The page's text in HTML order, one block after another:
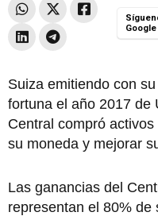
Suiza emitiendo con
fortuna el año 2017 de
Central compró
su moneda y mejorar
Las ganancias del
representan el 80% de